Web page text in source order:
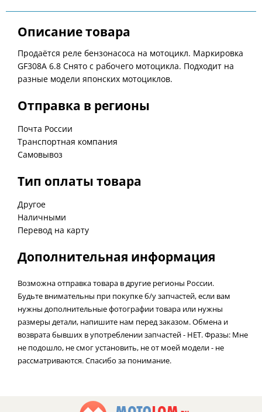
Описание товара
Продаётся реле бензонасоса на мотоцикл. Маркировка
GF308A 6.8 Снято с рабочего мотоцикла. Подходит на
разные модели японских мотоциклов.
Отправка в регионы
Почта России
Транспортная компания
Самовывоз
Тип оплаты товара
Другое
Наличными
Перевод на карту
Дополнительная информация
Возможна отправка товара в другие регионы России.
Будьте внимательны при покупке б/у запчастей, если вам
нужны дополнительные фотографии товара или нужны
размеры детали, напишите нам перед заказом. Обмена и
возврата бывших в употреблении запчастей - НЕТ. Фразы: Мне
не подошло, не смог установить, не от моей модели - не
рассматриваются. Спасибо за понимание.